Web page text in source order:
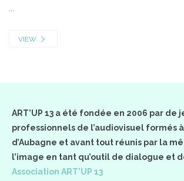
...
VIEW
ART’UP 13 a été fondée en 2006 par de
professionnels de l’audiovisuel formés à
d’Aubagne et avant tout réunis par la
l’image en tant qu’outil de dialogue et
Association ART'UP 13